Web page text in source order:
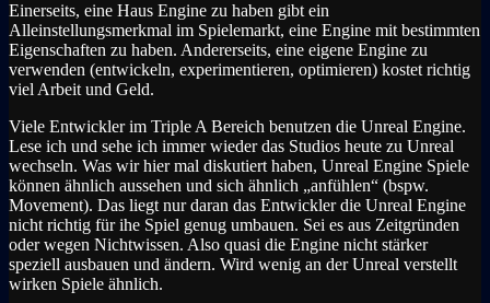
Einerseits, eine Haus Engine zu haben gibt ein
Alleinstellungsmerkmal im Spielemarkt, eine Engine mit bestimmten
Eigenschaften zu haben. Andererseits, eine eigene Engine zu
verwenden (entwickeln, experimentieren, optimieren) kostet richtig
viel Arbeit und Geld.
Viele Entwickler im Triple A Bereich benutzen die Unreal Engine.
Lese ich und sehe ich immer wieder das Studios heute zu Unreal
wechseln. Was wir hier mal diskutiert haben, Unreal Engine Spiele
können ähnlich aussehen und sich ähnlich „anfühlen“ (bspw.
Movement). Das liegt nur daran das Entwickler die Unreal Engine
nicht richtig für ihe Spiel genug umbauen. Sei es aus Zeitgründen
oder wegen Nichtwissen. Also quasi die Engine nicht stärker
speziell ausbauen und ändern. Wird wenig an der Unreal verstellt
wirken Spiele ähnlich.